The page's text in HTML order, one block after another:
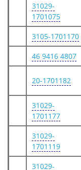
31029-
1701075
3105-1701170
46 9416 4807
20-1701182
31029-
1701177
31029-
1701119
31029-